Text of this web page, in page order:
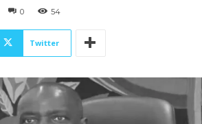
0 54
Twitter